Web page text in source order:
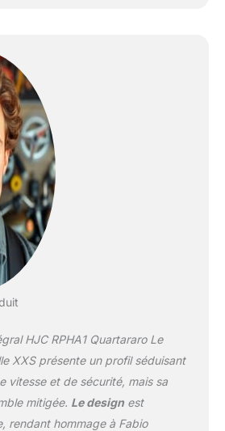
HJC RPHA1 Quartararo Le
XXS présente un profil séduisant
vitesse et de sécurité, mais sa
mitigée. Le designest
rendant hommage à Fabio